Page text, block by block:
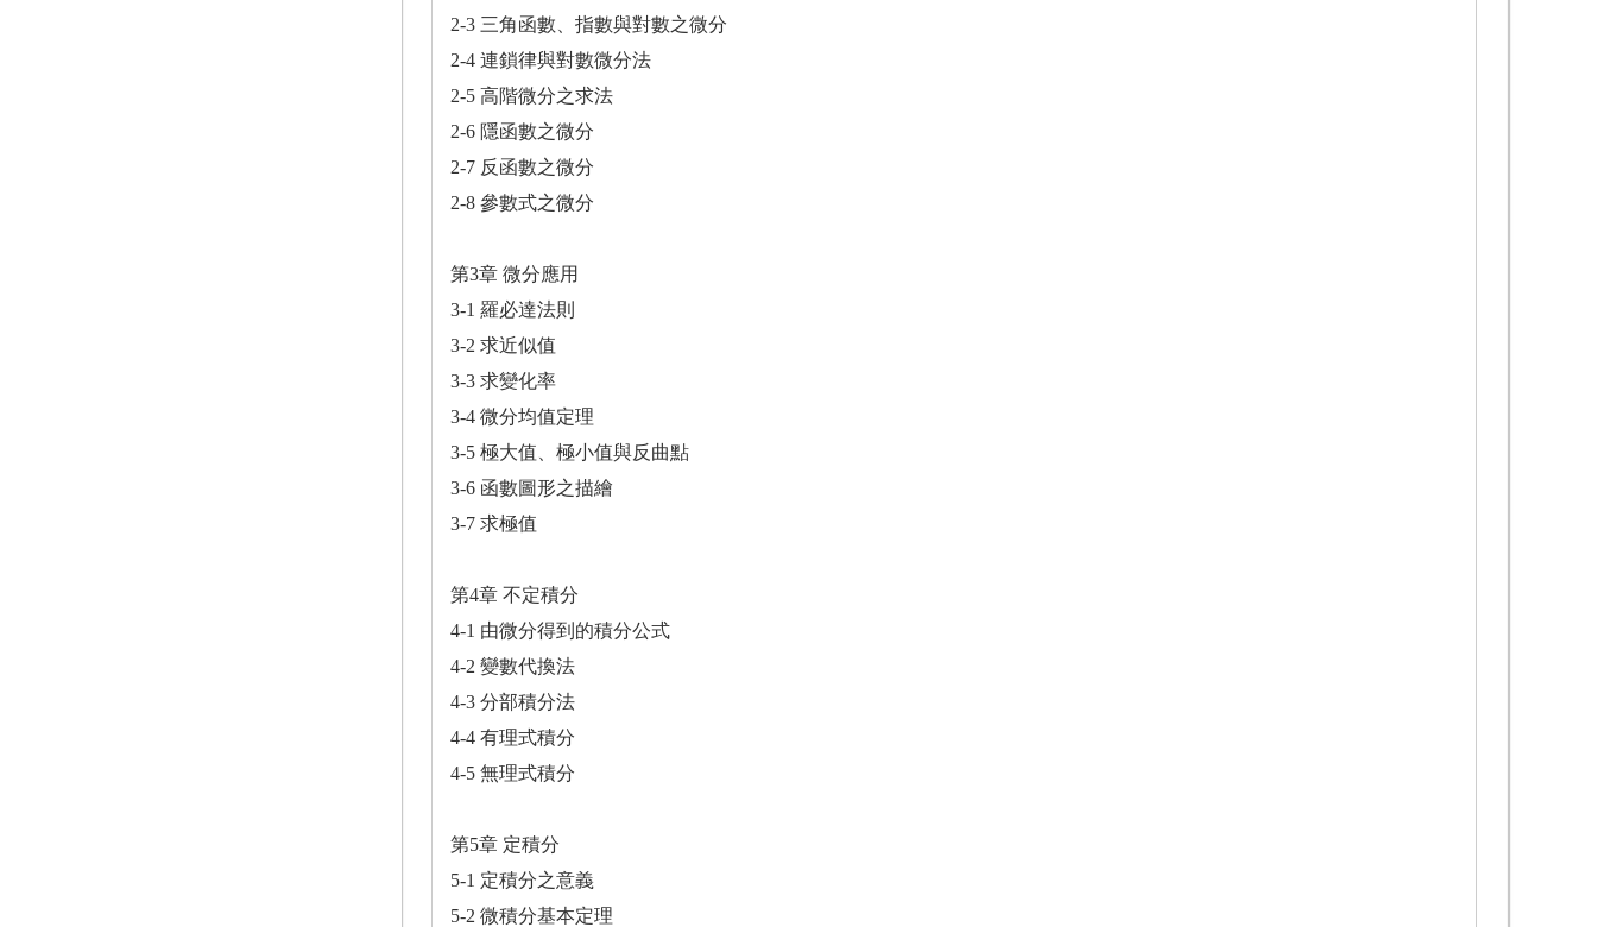
2-3 三角函數、指數與對數之微分
2-4 連鎖律與對數微分法
2-5 高階微分之求法
2-6 隱函數之微分
2-7 反函數之微分
2-8 參數式之微分
第3章 微分應用
3-1 羅必達法則
3-2 求近似值
3-3 求變化率
3-4 微分均值定理
3-5 極大值、極小值與反曲點
3-6 函數圖形之描繪
3-7 求極值
第4章 不定積分
4-1 由微分得到的積分公式
4-2 變數代換法
4-3 分部積分法
4-4 有理式積分
4-5 無理式積分
第5章 定積分
5-1 定積分之意義
5-2 微積分基本定理